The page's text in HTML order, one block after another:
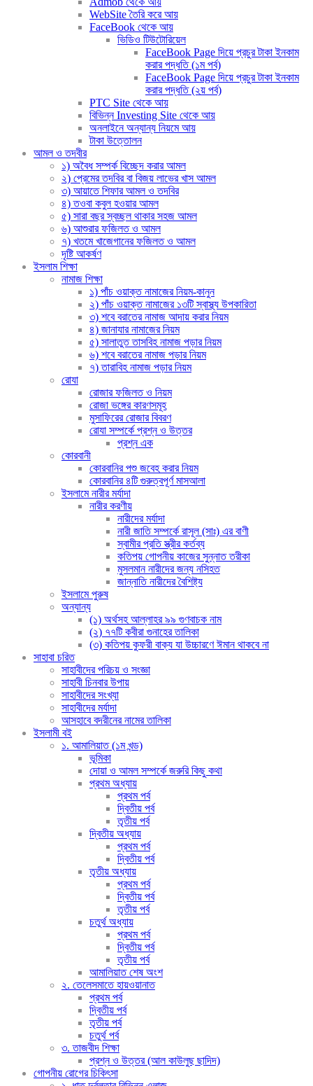
WebSite তৈরি করে আয়
FaceBook থেকে আয়
ভিডিও টিউটোরিয়েল
FaceBook Page দিয়ে প্রচুর টাকা ইনকাম
করার পদ্ধতি (১ম পর্ব)
FaceBook Page দিয়ে প্রচুর টাকা ইনকাম
করার পদ্ধতি (২য় পর্ব)
PTC Site থেকে আয়
বিভিন্ন Investing Site থেকে আয়
অনলাইনে অন্যান্য নিয়মে আয়
টাকা উত্তোলন
আমল ও তদবীর
১) অবৈধ সম্পর্ক বিচ্ছেদ করার আমল
২) প্রেমের তদবির বা বিজয় লাভের খাস আমল
৩) আয়াতে শিফার আমল ও তদবির
৪) তওবা কবুল হওয়ার আমল
৫) সারা বছর স্বচ্ছল থাকার সহজ আমল
৬) আশুরার ফজিলত ও আমল
৭) খতমে খাজেগানের ফজিলত ও আমল
দৃষ্টি আকর্ষণ
ইসলাম শিক্ষা
নামাজ শিক্ষা
১) পাঁচ ওয়াক্ত নামাজের নিয়ম-কানুন
২) পাঁচ ওয়াক্ত নামাজের ১৩টি স্বাস্থ্য উপকারিতা
৩) শবে বরাতের নামাজ আদায় করার নিয়ম
৪) জানাযার নামাজের নিয়ম
৫) সালাতুত তাসবিহ নামাজ পড়ার নিয়ম
৬) শবে বরাতের নামাজ পড়ার নিয়ম
৭) তারাবিহ নামাজ পড়ার নিয়ম
রোযা
রোজার ফজিলত ও নিয়ম
রোজা ভঙ্গের কারণসমূহ
মুসাফিরের রোজার বিবরণ
রোযা সম্পর্কে প্রশ্ন ও উত্তর
প্রশ্ন এক
কোরবানী
কোরবানির পশু জবেহ করার নিয়ম
কোরবানির ৪টি গুরুত্বপূর্ণ মাসআলা
ইসলামে নারীর মর্যাদা
নারীর করণীয়
নারীদের মর্যাদা
নারী জাতি সম্পর্কে রাসূল (সাঃ) এর বাণী
স্বামীর প্রতি স্ত্রীর কর্তব্য
কতিপয় গোপনীয় কাজের সুন্নাত তরীকা
মুসলমান নারীদের জন্য নসিহত
জান্নাতি নারীদের বৈশিষ্ট্য
ইসলামে পুরুষ
অন্যান্য
(১) অর্থসহ আল্লাহর ৯৯ গুণবাচক নাম
(২) ৭৭টি কবীরা গুনাহের তালিকা
(৩) কতিপয় কুফরী বাক্য যা উচ্চারণে ঈমান থাকবে না
সাহাবা চরিত
সাহাবীদের পরিচয় ও সংজ্ঞা
সাহাবী চিনবার উপায়
সাহাবীদের সংখ্যা
সাহাবীদের মর্যাদা
আসহাবে বদরীনের নামের তালিকা
ইসলামী বই
১. আমালিয়াত (১ম খন্ড)
ভূমিকা
দোয়া ও আমল সম্পর্কে জরুরি কিছু কথা
প্রথম অধ্যায়
প্রথম পর্ব
দ্বিতীয় পর্ব
তৃতীয় পর্ব
দ্বিতীয় অধ্যায়
প্রথম পর্ব
দ্বিতীয় পর্ব
তৃতীয় অধ্যায়
প্রথম পর্ব
দ্বিতীয় পর্ব
তৃতীয় পর্ব
চতুর্থ অধ্যায়
প্রথম পর্ব
দ্বিতীয় পর্ব
তৃতীয় পর্ব
আমালিয়াত শেষ অংশ
২. তেলেসমাতে হায়ওয়ানাত
প্রথম পর্ব
দ্বিতীয় পর্ব
তৃতীয় পর্ব
চতুর্থ পর্ব
৩. তাজবীদ শিক্ষা
প্রশ্ন ও উত্তর (আল কাউলুছ ছাদিদ)
গোপনীয় রোগের চিকিৎসা